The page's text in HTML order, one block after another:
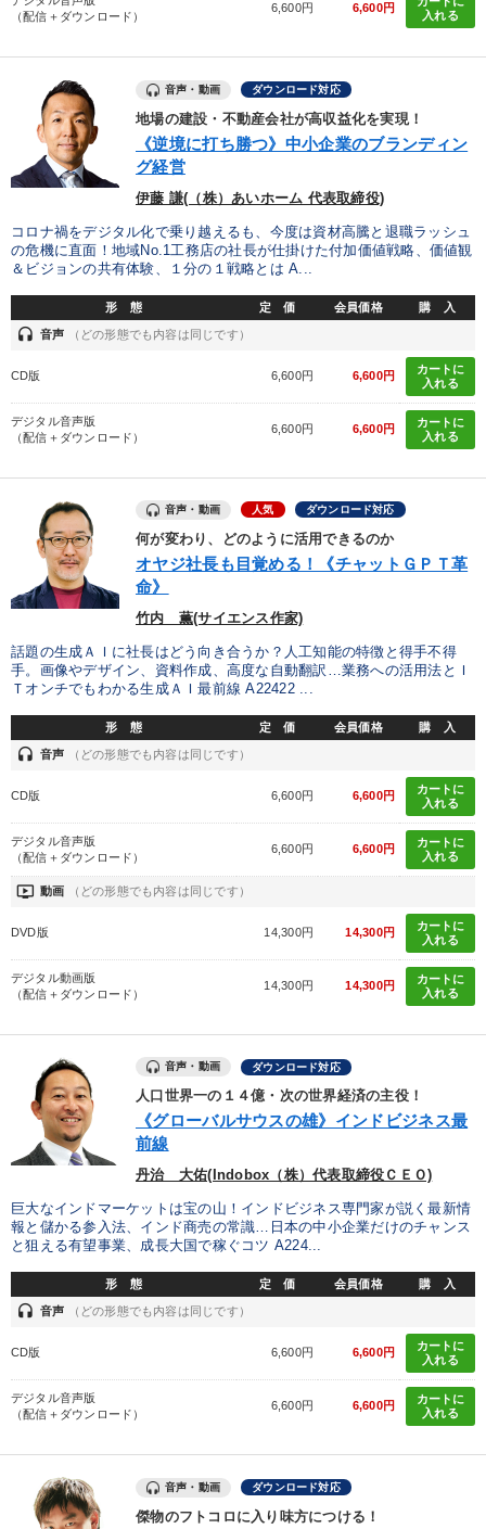
（配信＋ダウンロード）
6,600円 6,600円
入れる
音声・動画 ダウンロード対応
地場の建設・不動産会社が高収益化を実現！
《逆境に打ち勝つ》中小企業のブランディン
グ経営
伊藤 謙(（株）あいホーム 代表取締役)
コロナ禍をデジタル化で乗り越えるも、今度は資材高騰と退職ラッシュ
の危機に直面！地域No.1工務店の社長が仕掛けた付加価値戦略、価値観
＆ビジョンの共有体験、１分の１戦略とは A...
形 態 定 価 会員価格 購 入
headset 音声 （どの形態でも内容は同じです）
CD版 6,600円 6,600円
カートに
入れる
デジタル音声版
（配信＋ダウンロード）
6,600円 6,600円
カートに
入れる
音声・動画 人気 ダウンロード対応
何が変わり、どのように活用できるのか
オヤジ社長も目覚める！《チャットＧＰＴ革
命》
竹内 薫(サイエンス作家)
話題の生成ＡＩに社長はどう向き合うか？人工知能の特徴と得手不得
手。画像やデザイン、資料作成、高度な自動翻訳…業務への活用法とＩ
Ｔオンチでもわかる生成ＡＩ最前線 A22422 ...
形 態 定 価 会員価格 購 入
headset 音声 （どの形態でも内容は同じです）
CD版 6,600円 6,600円
カートに
入れる
デジタル音声版
（配信＋ダウンロード）
6,600円 6,600円
カートに
入れる
ondemand_video 動画 （どの形態でも内容は同じです）
DVD版 14,300円 14,300円
カートに
入れる
デジタル動画版
（配信＋ダウンロード）
14,300円 14,300円
カートに
入れる
音声・動画 ダウンロード対応
人口世界一の１４億・次の世界経済の主役！
《グローバルサウスの雄》インドビジネス最
前線
丹治 大佑(Indobox（株）代表取締役ＣＥＯ)
巨大なインドマーケットは宝の山！インドビジネス専門家が説く最新情
報と儲かる参入法、インド商売の常識…日本の中小企業だけのチャンス
と狙える有望事業、成長大国で稼ぐコツ A224...
形 態 定 価 会員価格 購 入
headset 音声 （どの形態でも内容は同じです）
CD版 6,600円 6,600円
カートに
入れる
デジタル音声版
（配信＋ダウンロード）
6,600円 6,600円
カートに
入れる
音声・動画 ダウンロード対応
傑物のフトコロに入り味方につける！